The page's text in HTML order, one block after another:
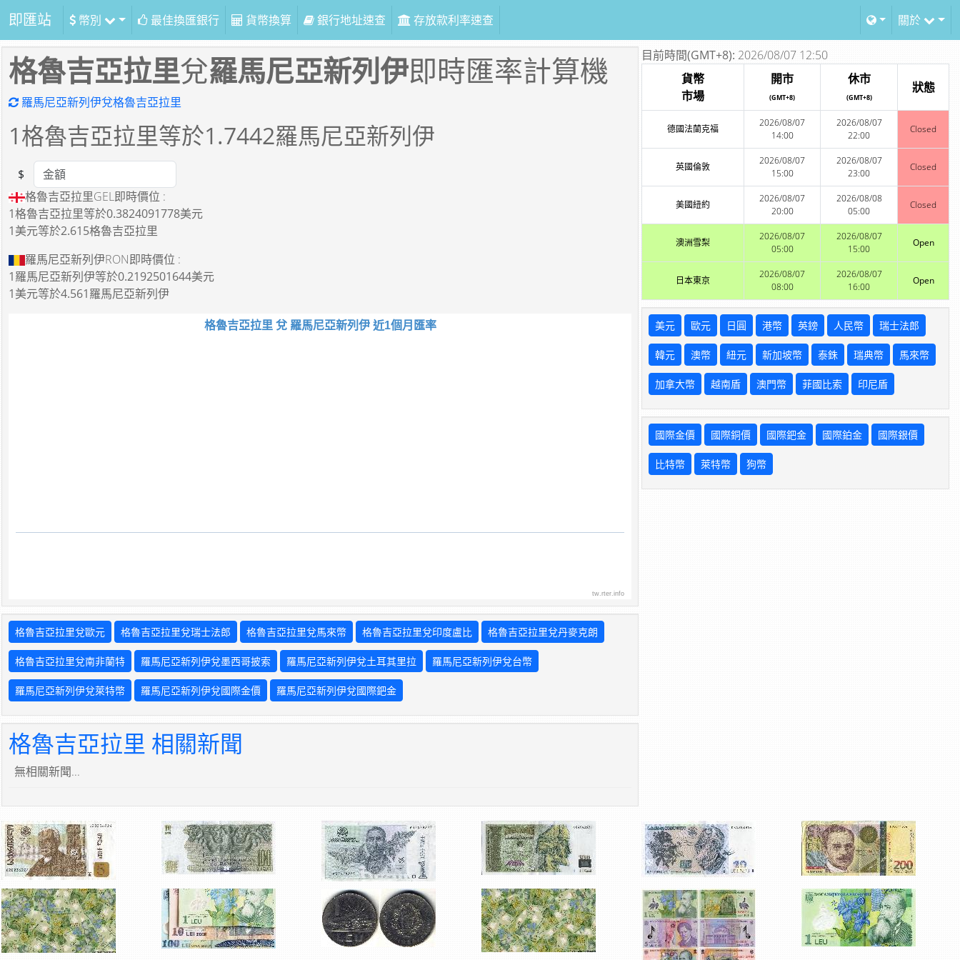
即匯站 幣別 最佳換匯銀行 貨幣換算 銀行地址速查 存放款利率速查 關於
格魯吉亞拉里兌羅馬尼亞新列伊即時匯率計算機
羅馬尼亞新列伊兌格魯吉亞拉里
1格魯吉亞拉里等於1.7442羅馬尼亞新列伊
Amount
$
格魯吉亞拉里GEL即時價位 :
1格魯吉亞拉里等於0.3824091778美元
1美元等於2.615格魯吉亞拉里
羅馬尼亞新列伊RON即時價位 :
1羅馬尼亞新列伊等於0.2192501644美元
1美元等於4.561羅馬尼亞新列伊
格魯吉亞拉里 兌 羅馬尼亞新列伊 近1個月匯率
tw.rter.info
格魯吉亞拉里兌歐元 格魯吉亞拉里兌瑞士法郎 格魯吉亞拉里兌馬來幣 格魯吉亞拉里兌印度盧比 格魯吉亞拉里兌丹麥克朗
格魯吉亞拉里兌南非蘭特 羅馬尼亞新列伊兌墨西哥披索 羅馬尼亞新列伊兌土耳其里拉 羅馬尼亞新列伊兌台幣
羅馬尼亞新列伊兌萊特幣 羅馬尼亞新列伊兌國際金價 羅馬尼亞新列伊兌國際鈀金
格魯吉亞拉里 相關新聞
無相關新聞...
目前時間(GMT+8): 2026/08/07 12:50
貨幣
市場
開市
(GMT+8)
休市
(GMT+8)
狀態
德國法蘭克福
2026/08/07
14:00
2026/08/07
22:00
Closed
英國倫敦
2026/08/07
15:00
2026/08/07
23:00
Closed
美國紐約
2026/08/07
20:00
2026/08/08
05:00
Closed
澳洲雪梨
2026/08/07
05:00
2026/08/07
15:00
Open
日本東京
2026/08/07
08:00
2026/08/07
16:00
Open
美元 歐元 日圓 港幣 英鎊 人民幣 瑞士法郎
韓元 澳幣 紐元 新加坡幣 泰銖 瑞典幣 馬來幣
加拿大幣 越南盾 澳門幣 菲國比索 印尼盾
國際金價 國際銅價 國際鈀金 國際鉑金 國際銀價
比特幣 萊特幣 狗幣